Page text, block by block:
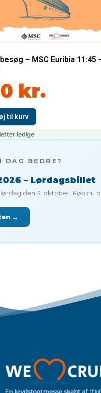
– MSC Euribia 11:45
kr.
ledige
DAG BEDRE?
– Lørdagsbillet
den 3. oktober. Køb nu
→